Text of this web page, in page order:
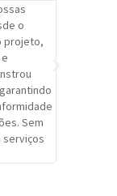
o
projeto,
Sem
serviços